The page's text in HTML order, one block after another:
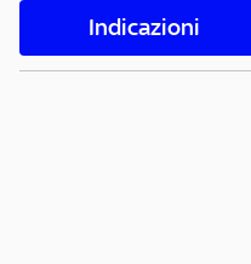
Indicazioni